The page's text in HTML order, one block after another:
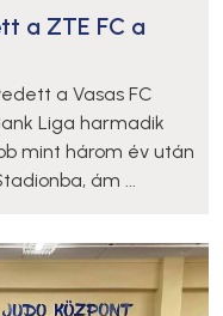
a ZTE FC a
a Vasas FC
Liga harmadik
mint három év után
ám ...